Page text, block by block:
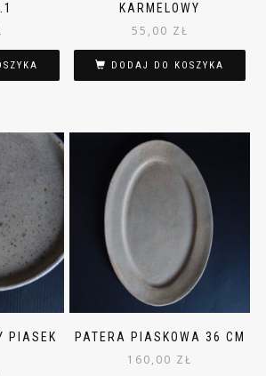
KARMELOWY
55,00 ZŁ
DODAJ DO KOSZYKA
PIASEK
PATERA PIASKOWA 36 CM
160,00 ZŁ